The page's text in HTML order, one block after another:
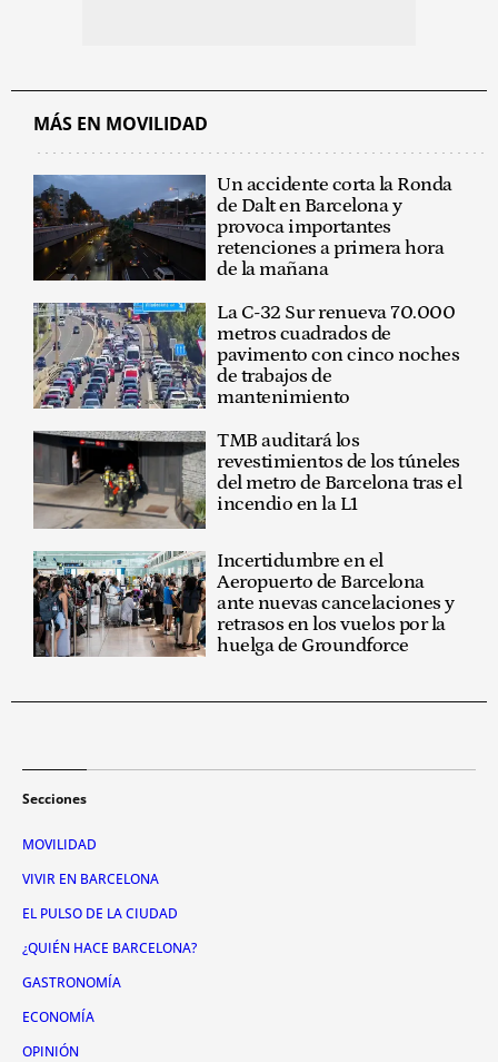
MÁS EN MOVILIDAD
Un accidente corta la Ronda
de Dalt en Barcelona y
provoca importantes
retenciones a primera hora
de la mañana
La C-32 Sur renueva 70.000
metros cuadrados de
pavimento con cinco noches
de trabajos de
mantenimiento
TMB auditará los
revestimientos de los túneles
del metro de Barcelona tras el
incendio en la L1
Incertidumbre en el
Aeropuerto de Barcelona
ante nuevas cancelaciones y
retrasos en los vuelos por la
huelga de Groundforce
Secciones
MOVILIDAD
VIVIR EN BARCELONA
EL PULSO DE LA CIUDAD
¿QUIÉN HACE BARCELONA?
GASTRONOMÍA
ECONOMÍA
OPINIÓN